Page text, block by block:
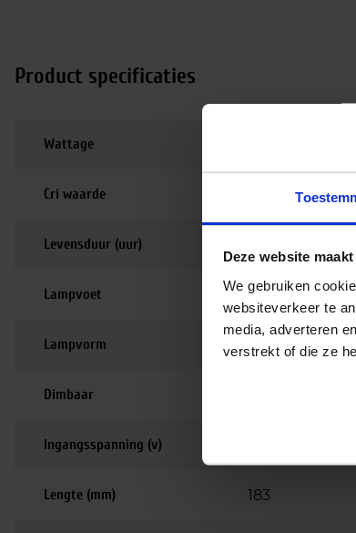
Deze website
We gebruiken
websiteverkeer te
media, adverteren
verstrekt of die ze
Product specificaties
Wattage
Cri waarde 90-99 |
Levensduur (uur)
Lampvoet E27
Lampvorm PAR
Dimbaar
Ingangsspanning (v)
Lengte (mm) 183